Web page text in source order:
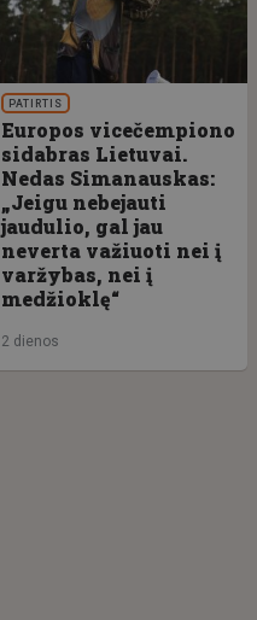
PATIRTIS
Europos vicečempiono
sidabras Lietuvai.
Nedas Simanauskas:
„Jeigu nebejauti
jaudulio, gal jau
neverta važiuoti nei į
varžybas, nei į
medžioklę“
2 dienos